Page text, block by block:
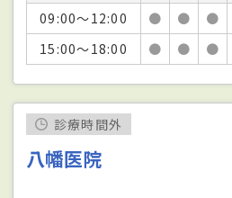
09:00～12:00
● ● ●
15:00～18:00
● ● ●
診療時間外
八幡医院